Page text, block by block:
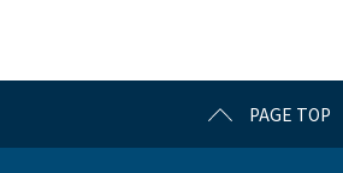
k
PAGE TOP